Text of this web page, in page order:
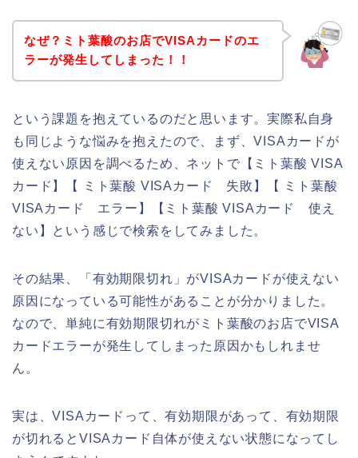
なぜ？ミト葉酸のお店でVISAカードのエ
ラーが発生してしまった！！
という課題を抱えているのだと思います。実際私自身
も同じような悩みを抱えたので、まず、VISAカードが
使えない原因を調べるため、ネットで【ミト葉酸 VISA
カード】【 ミト葉酸 VISAカード 失敗】【 ミト葉酸
VISAカード エラー】【ミト葉酸 VISAカード 使え
ない】という感じで検索をしてみました。
その結果、「有効期限切れ」がVISAカードが使えない
原因になっている可能性があることが分かりました。
なので、単純に有効期限切れがミト葉酸のお店でVISA
カードエラーが発生してしまった原因かもしれませ
ん。
実は、VISAカードって、有効期限があって、有効期限
が切れるとVISAカード自体が使えない状態になってし